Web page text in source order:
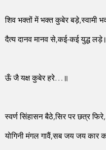
शिव भक्तों में भक्त कुबेर बड़े,स्वामी
दैत्य दानव मानव से,कई-कई युद्ध
ऊँ जै यक्ष कुबेर हरे…॥
स्वर्ण सिंहासन बैठे,सिर पर छत्र
योगिनी मंगल गावैं,सब जय जय कार